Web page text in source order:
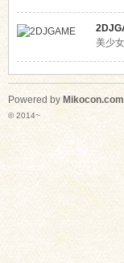
美少
Powered by Mikocon.com
© 2014~